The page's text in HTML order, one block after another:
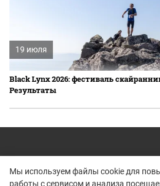
19 июля
Black Lynx 2026: фестиваль
Результаты
Мы используем файлы cookie для
работы с сервисом и анализа